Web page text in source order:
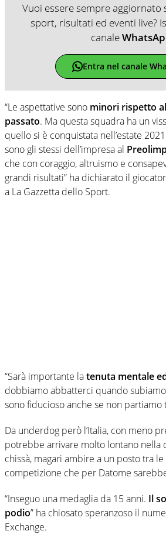
Vuoi essere sempre aggiornato
sport, risultati ed eventi live?
canale
Entra nel canale
“Le aspettative sono minori rispetto
passato. Ma questa squadra ha un
quello si è conquistata nell’estate
sono gli stessi dell’impresa al
che con coraggio, altruismo e
grandi risultati” ha dichiarato il
a La Gazzetta dello Sport.
“Sarà importante latenuta mentale
dobbiamo abbatterci quando
sono fiducioso anche se non partiamo
Da underdog però l’Italia, con meno
potrebbe arrivare molto lontano nella
chissà, magari ambire a un posto tra
competizione che per Datome
“Inseguo una medaglia da 15 anni. Il
podio” ha chiosato speranzoso il
Exchange.